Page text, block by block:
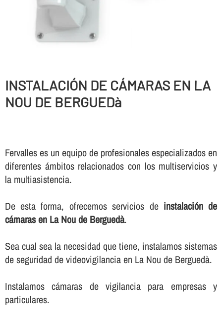
INSTALACIÓN DE CÁMARAS EN LA
NOU DE BERGUEDà
Fervalles es un equipo de profesionales especializados en
diferentes ámbitos relacionados con los multiservicios y
la multiasistencia.
De esta forma, ofrecemos servicios de instalación de
cámaras en La Nou de Berguedà.
Sea cual sea la necesidad que tiene, instalamos sistemas
de seguridad de videovigilancia en La Nou de Berguedà.
Instalamos cámaras de vigilancia para empresas y
particulares.